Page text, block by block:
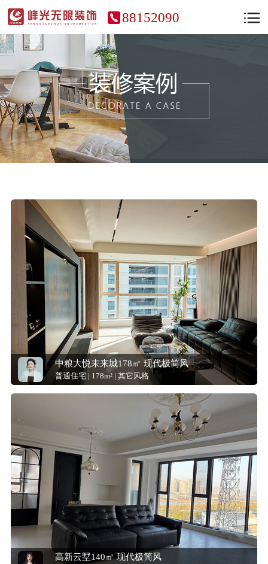
88152090
中粮大悦未来城178㎡ 现代极简风
普通住宅 | 178m² | 其它风格
高新云墅140㎡ 现代极简风